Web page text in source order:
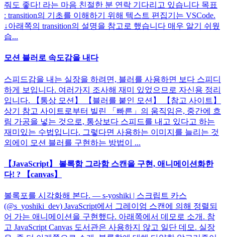
줘도 좋다! 라는 마음 친절한 분 연락 기다리고 있습니다 목표
: transition의 기초를 이해하기 위해 텍스트 편집기는 VSCode.
↓아래쪽의 transition의 설명을 참고로 했습니다 매우 알기 쉬웠
습...
모션 블러로 속도감을 내다
스피드감을 내는 실장을 하려면, 블러를 사용하면 보다 스피디
하게 보입니다. 여러가지 조사해 재미 있었으므로 자신용 정리
입니다. 【통상 모션】 【블러를 붙인 모션】 【참고 사이트】
상기 참고 사이트로부터 빌린 「빠른」의 움직임은, 중간에 흐
림 가공을 넣는 것으로, 통상보다 스피드를 내고 있다고 하는
재미있는 수법입니다. 그렇다면 사용하는 이미지를 늘리는 것
외에이 모션 블러를 구현하는 방법이 ...
【JavaScript】 볼록함 그라함 스캔을 구현, 애니메이션화한
다! ? 【canvas】
볼록포를 시각화해 본다. — s-yoshiki | 스크립트 카스
(@s_yoshiki_dev) JavaScript에서 그레이엄 스캔에 의해 정렬되
어 가는 애니메이션을 구현했다. 아래쪽에서 데모로 소개. 참
고 JavaScript Canvas 도서관은 사용하지 않고 일단 데모. 실장